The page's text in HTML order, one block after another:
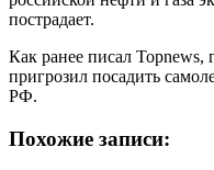
пострадает.
Как ранее писал
пригрозил посадить
РФ.
Похожие записи: